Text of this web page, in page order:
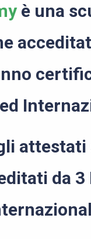
è una
attestati
da 3